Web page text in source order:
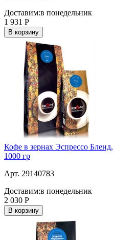
Доставим:в понедельник
1 931 Р
В корзину
Кофе в зернах Эспрессо Бленд,
1000 гр
Арт. 29140783
Доставим:в понедельник
2 030 Р
В корзину